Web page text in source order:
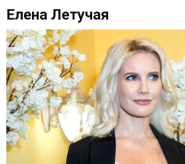
Елена Летучая